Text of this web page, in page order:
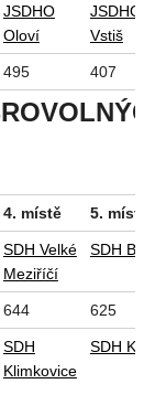
JSDHO
Oloví
JSDHO
Vstiš
495 407
4. místě 5. místě
SDH Velké
Meziříčí
SDH
644 625
SDH
Klimkovice
SDH